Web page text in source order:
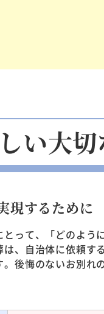
い大切
現するために
って、「どのよう
、自治体に依頼す
後悔のないお別れ